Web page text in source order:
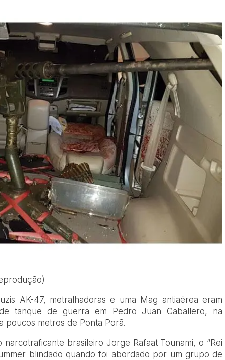
AK-47, metralhadoras e uma Mag antiaérea eram
tanque de guerra em Pedro Juan Caballero, na
poucos metros de Ponta Porã.
brasileiro Jorge Rafaat Tounami, o “Rei
blindado quando foi abordado por um grupo de